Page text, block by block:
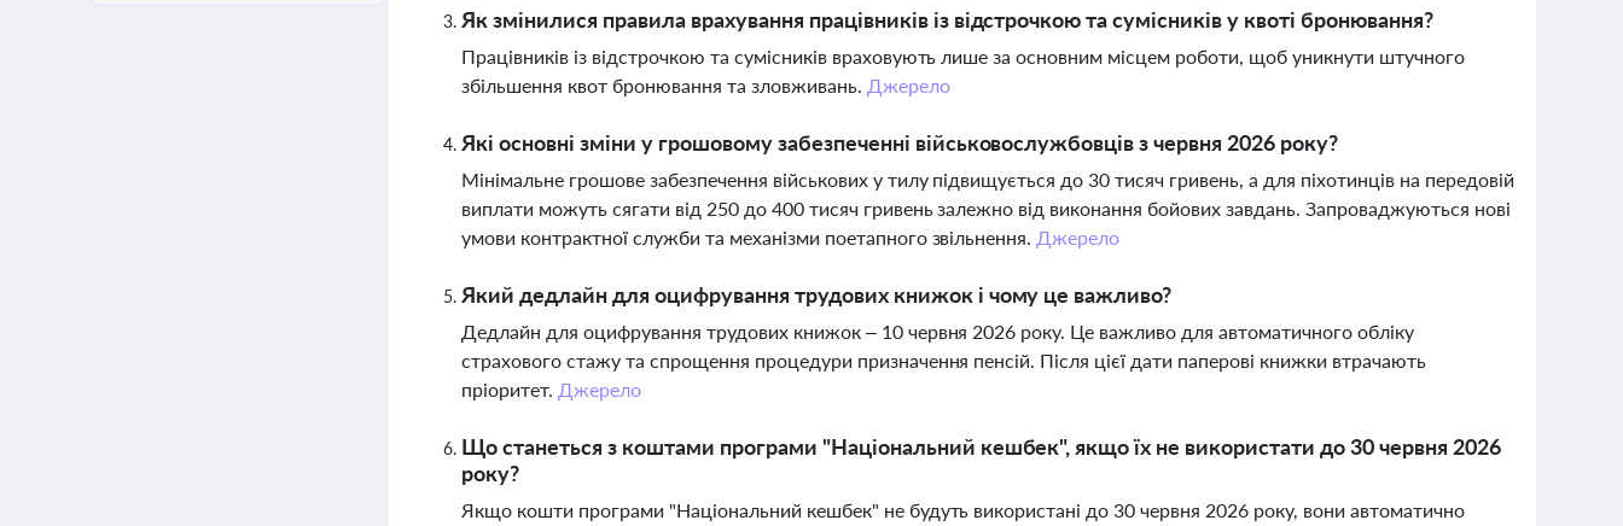
Як змінилися правила врахування працівників із відстрочкою та сумісників у квоті бронювання?
Працівників із відстрочкою та сумісників враховують лише за основним місцем роботи, щоб уникнути штучного
збільшення квот бронювання та зловживань. Джерело
Які основні зміни у грошовому забезпеченні військовослужбовців з червня 2026 року?
Мінімальне грошове забезпечення військових у тилу підвищується до 30 тисяч гривень, а для піхотинців на передовій
виплати можуть сягати від 250 до 400 тисяч гривень залежно від виконання бойових завдань. Запроваджуються нові
умови контрактної служби та механізми поетапного звільнення. Джерело
Який дедлайн для оцифрування трудових книжок і чому це важливо?
Дедлайн для оцифрування трудових книжок – 10 червня 2026 року. Це важливо для автоматичного обліку
страхового стажу та спрощення процедури призначення пенсій. Після цієї дати паперові книжки втрачають
пріоритет. Джерело
Що станеться з коштами програми "Національний кешбек", якщо їх не використати до 30 червня 2026
року?
Якщо кошти програми "Національний кешбек" не будуть використані до 30 червня 2026 року, вони автоматично